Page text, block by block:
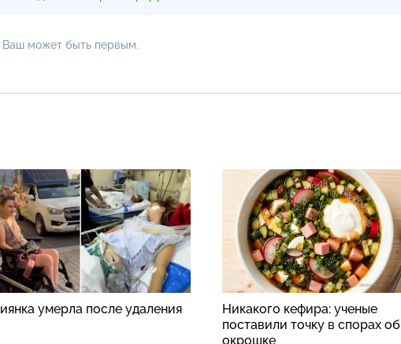
Ваш может быть первым.
умерла после удаления
Никакого кефира: ученые
поставили точку в спорах об
окрошке